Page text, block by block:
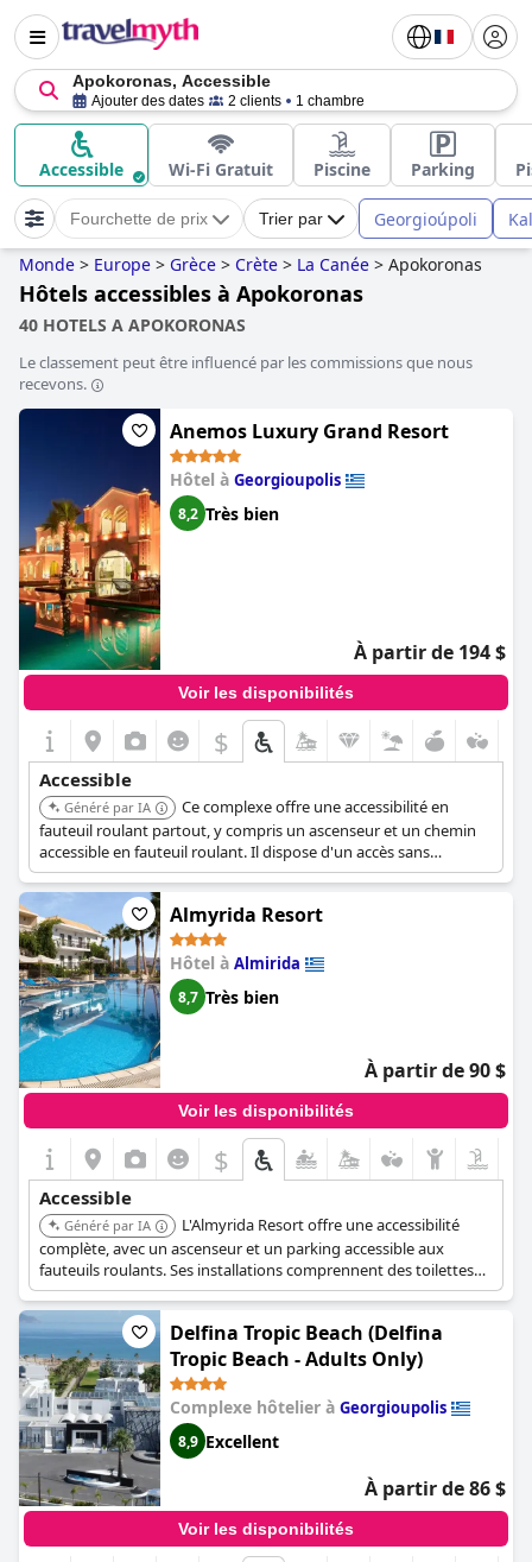
Apokoronas, Accessible
Ajouter des dates 2 clients 1 chambre
Accessible Wi-Fi Gratuit Piscine Parking
Fourchette de prix Trier par Georgioúpoli
Monde > Europe > Grèce > Crète > La Canée > Apokoronas
Hôtels accessibles à Apokoronas
40 HOTELS A APOKORONAS
Le classement peut être influencé par les commissions que nous
recevons.
Anemos Luxury Grand Resort
Hôtel à Georgioupolis
8,2 Très bien
À partir de 194 $
Voir les disponibilités
$
Accessible
Généré par IA
Ce complexe offre une accessibilité en
fauteuil roulant partout, y compris un ascenseur et un chemin
accessible en fauteuil roulant. Il dispose d'un accès sans
obstacle, d'un ascenseur accessible en fauteuil roulant et d'un
certain nombre de salles de bains accessibles en fauteuil roulant,
assurant un séjour confortable pour les clients à mobilité
réduite. Un parking accessible en fauteuil roulant est également
disponible.
Almyrida Resort
Hôtel à Almirida
8,7 Très bien
À partir de 90 $
Voir les disponibilités
$
Accessible
Généré par IA
L'Almyrida Resort offre une accessibilité
complète, avec un ascenseur et un parking accessible aux
fauteuils roulants. Ses installations comprennent des toilettes
publiques accessibles aux fauteuils roulants, un chemin vers
l'ascenseur, un bureau d'enregistrement, un spa, un centre de
fitness, un centre d'affaires, un restaurant et un salon. Les
chambres offrent une accessibilité accrue avec des douches à
l'italienne, des baignoires adaptées et des toilettes avec barres
d'appui, et les étages supérieurs sont accessibles par ascenseur.
Delfina Tropic Beach (Delfina
Tropic Beach - Adults Only)
Complexe hôtelier à Georgioupolis
8,9 Excellent
À partir de 86 $
Voir les disponibilités